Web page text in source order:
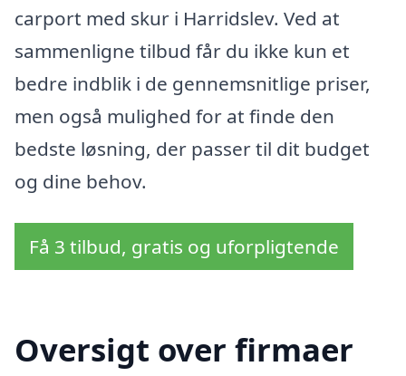
carport med skur i Harridslev. Ved at
sammenligne tilbud får du ikke kun et
bedre indblik i de gennemsnitlige priser,
men også mulighed for at finde den
bedste løsning, der passer til dit budget
og dine behov.
Få 3 tilbud, gratis og uforpligtende
Oversigt over firmaer